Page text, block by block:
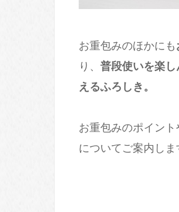
お重包みのほかにも
り、 普段使いを楽し
えるふろしき。
お重包みのポイン
についてご案内しま